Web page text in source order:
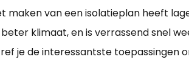
maken van een isolatieplan heeft
klimaat, en is verrassend snel
je de interessantste toepassingen